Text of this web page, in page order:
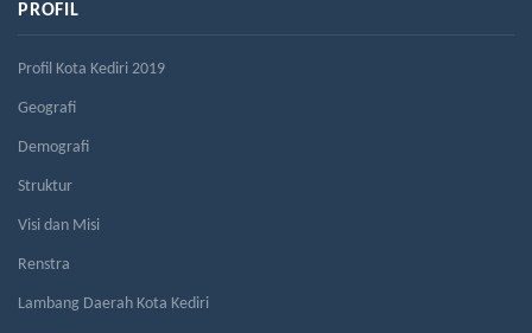
PROFIL
Profil Kota Kediri 2019
Geografi
Demografi
Struktur
Visi dan Misi
Renstra
Lambang Daerah Kota Kediri